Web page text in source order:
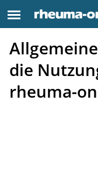
die
rheuma-